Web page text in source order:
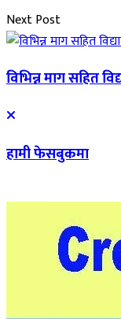
Next Post
विभिन्न माग सहित
हामी फेसबुकमा